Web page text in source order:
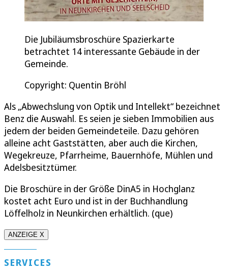
Die Jubiläumsbroschüre Spazierkarte
betrachtet 14 interessante Gebäude in der
Gemeinde.
Copyright: Quentin Bröhl
Als „Abwechslung von Optik und Intellekt“ bezeichnet
Benz die Auswahl. Es seien je sieben Immobilien aus
jedem der beiden Gemeindeteile. Dazu gehören
alleine acht Gaststätten, aber auch die Kirchen,
Wegekreuze, Pfarrheime, Bauernhöfe, Mühlen und
Adelsbesitztümer.
Die Broschüre in der Größe DinA5 in Hochglanz
kostet acht Euro und ist in der Buchhandlung
Löffelholz in Neunkirchen erhältlich. (que)
ANZEIGE X
SERVICES